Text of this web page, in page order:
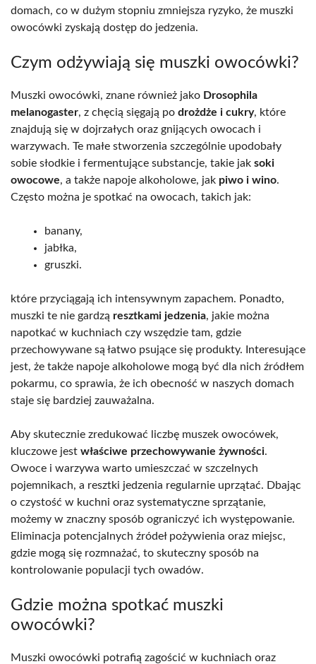
domach, co w dużym stopniu zmniejsza ryzyko, że muszki
owocówki zyskają dostęp do jedzenia.
Czym odżywiają się muszki owocówki?
Muszki owocówki, znane również jako Drosophila
melanogaster, z chęcią sięgają po drożdże i cukry, które
znajdują się w dojrzałych oraz gnijących owocach i
warzywach. Te małe stworzenia szczególnie upodobały
sobie słodkie i fermentujące substancje, takie jak soki
owocowe, a także napoje alkoholowe, jak piwo i wino.
Często można je spotkać na owocach, takich jak:
banany,
jabłka,
gruszki.
które przyciągają ich intensywnym zapachem. Ponadto,
muszki te nie gardzą resztkami jedzenia, jakie można
napotkać w kuchniach czy wszędzie tam, gdzie
przechowywane są łatwo psujące się produkty. Interesujące
jest, że także napoje alkoholowe mogą być dla nich źródłem
pokarmu, co sprawia, że ich obecność w naszych domach
staje się bardziej zauważalna.
Aby skutecznie zredukować liczbę muszek owocówek,
kluczowe jest właściwe przechowywanie żywności.
Owoce i warzywa warto umieszczać w szczelnych
pojemnikach, a resztki jedzenia regularnie uprzątać. Dbając
o czystość w kuchni oraz systematyczne sprzątanie,
możemy w znaczny sposób ograniczyć ich występowanie.
Eliminacja potencjalnych źródeł pożywienia oraz miejsc,
gdzie mogą się rozmnażać, to skuteczny sposób na
kontrolowanie populacji tych owadów.
Gdzie można spotkać muszki
owocówki?
Muszki owocówki potrafią zagościć w kuchniach oraz